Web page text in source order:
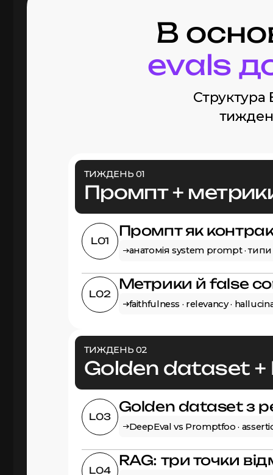
В
evals
Структура
ТИЖДЕНЬ 01
Промпт +
L01
Промпт як
анатомія system prompt ·
L02
Метрики й false
faithfulness · relevancy ·
ТИЖДЕНЬ 02
Golden dataset +
L03
Golden dataset з
DeepEval vs Promptfoo ·
L04
RAG: три точки